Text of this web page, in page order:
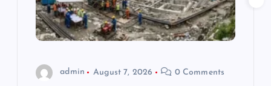
admin August 7, 2026 0 Comments